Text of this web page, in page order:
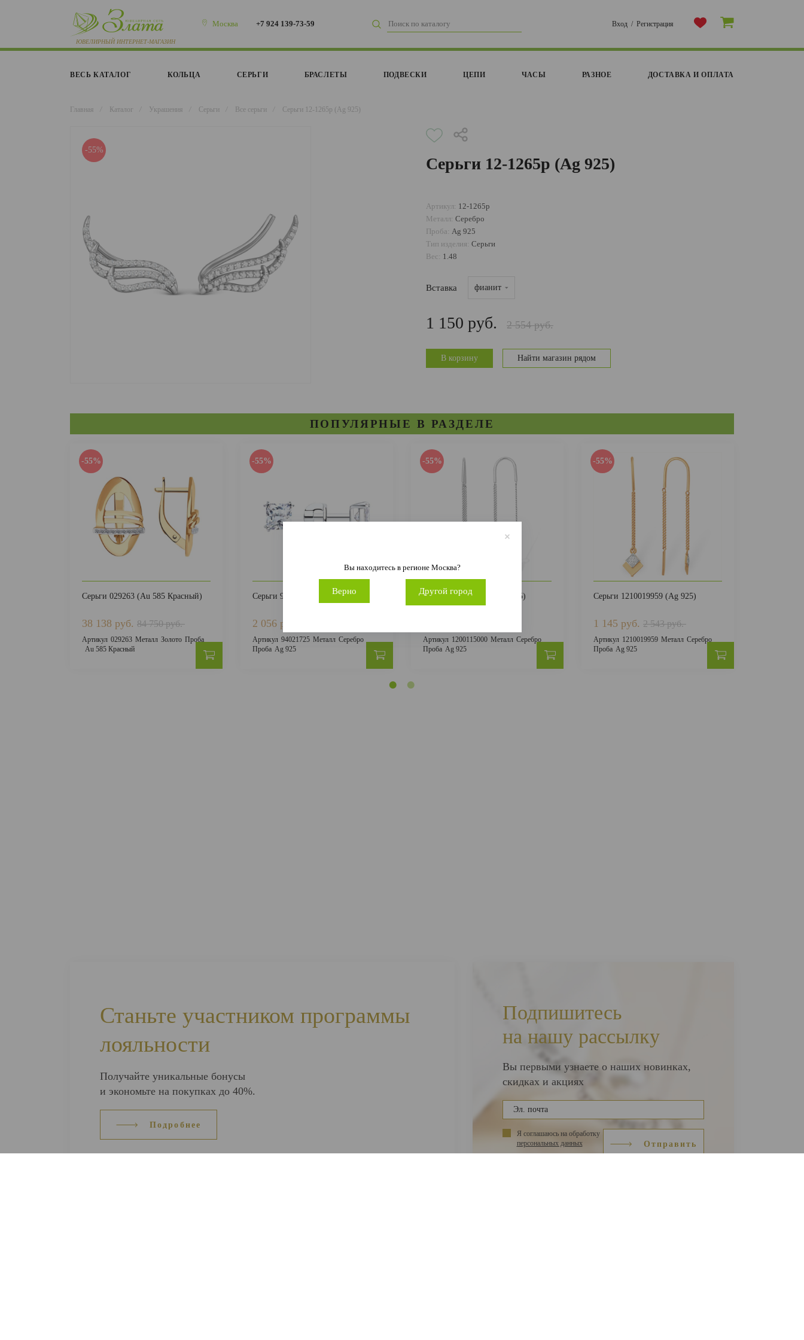
Москва +7 924 139-73-59 Вход / Регистрация
ВЕСЬ КАТАЛОГ КОЛЬЦА СЕРЬГИ БРАСЛЕТЫ ПОДВЕСКИ ЦЕПИ ЧАСЫ РАЗНОЕ ДОСТАВКА И ОПЛАТА
Главная Каталог Украшения Серьги Все серьги Серьги 12-1265р (Ag 925)
-55%
Серьги 12-1265р (Ag 925)
Артикул: 12-1265р
Металл: Серебро
Проба: Ag 925
Тип изделия: Серьги
Вес: 1.48
Вставка фианит
1 150 руб. 2 554 руб.
В корзину Найти магазин рядом
ПОПУЛЯРНЫЕ В РАЗДЕЛЕ
-55%
Серьги 029263 (Au 585 Красный)
38 138 руб. 84 750 руб.
Артикул 029263 Металл Золото Проба
Au 585 Красный
-55%
Серьги 94021725 (Ag 925)
2 056 руб.
Артикул 94021725 Металл Серебро
Проба Ag 925
-55%
Серьги 1200115000 (Ag 925)
Артикул 1200115000 Металл Серебро
Проба Ag 925
-55%
Серьги 1210019959 (Ag 925)
1 145 руб. 2 543 руб.
Артикул 1210019959 Металл Серебро
Проба Ag 925
Станьте участником программы
лояльности
Получайте уникальные бонусы
и экономьте на покупках до 40%.
Подробнее
Подпишитесь
на нашу рассылку
Вы первыми узнаете о наших новинках,
скидках и акциях
Я соглашаюсь на обработку
персональных данных
Отправить
Вы находитесь в регионе Москва?
Верно Другой город